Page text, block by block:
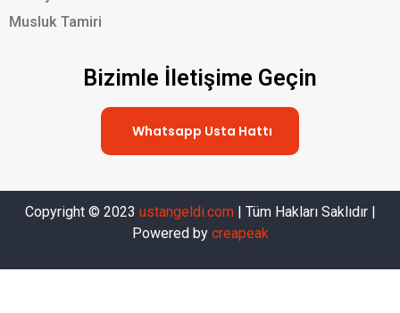
Musluk Tamiri
Bizimle İletişime Geçin
Whatsapp Usta Hattı
Copyright © 2023 ustangeldi.com | Tüm Hakları Saklıdır |
Powered by creapeak